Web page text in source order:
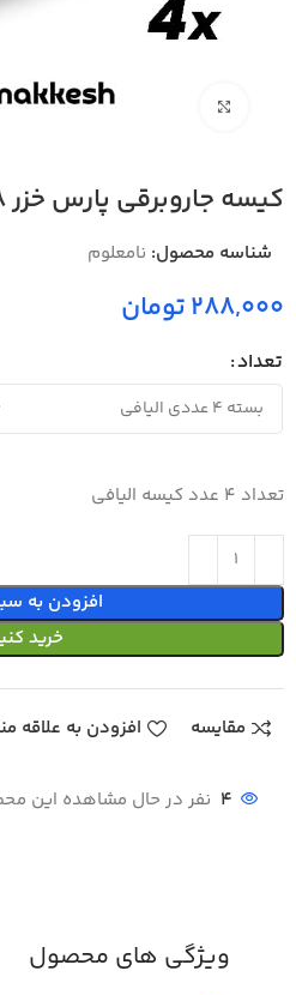
بزرگنمایی تصویر
کیسه جاروبرقی پارس خزر VC808
شناسه محصول: نامعلوم
288,000 تومان
تعداد
تعداد 4 عدد کیسه الیافی
افزودن به
خرید
مقایسه افزودن به علاقه
4 نفر در حال مشاهده این
ویژگی های محصول